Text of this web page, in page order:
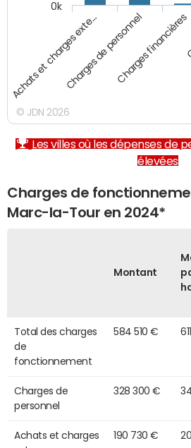
Achats et charges exte…Charges de personnelCharges financières
0k
© JDN 2026
Les villes où les dépenses de
élevées
Charges de
Marc-la-Tour en 2024*
Montant
Total des charges
de
fonctionnement
584 510 €
Charges de
personnel
328 300 €
Achats et charges
190 730 €